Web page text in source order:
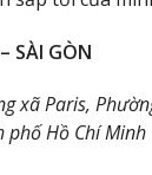
SÀI GÒN
xã Paris,
phố Hồ Chí Minh